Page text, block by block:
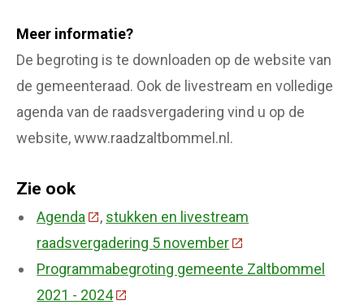
Meer informatie?
De begroting is te downloaden op de website van
de gemeenteraad. Ook de livestream en volledige
agenda van de raadsvergadering vind u op de
website, www.raadzaltbommel.nl.
Zie ook
Agenda(Deze link gaat naar een externe website)
, stukken en livestream
raadsvergadering 5 november(Deze link gaat
Programmabegroting gemeente Zaltbommel
2021 - 2024(Deze link gaat naar een externe